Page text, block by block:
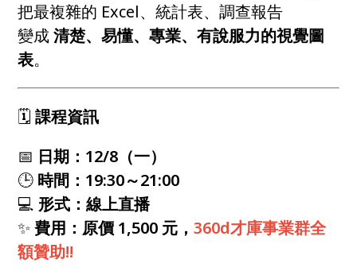
把最複雜的 Excel、統計表、調查報告
變成清楚、易懂、專業、有說服力的視覺圖
表。
🗓️課程資訊
📅 日期：12/8（一）
🕒 時間：19:30～21:00
💻 形式：線上直播
✨費用：原價 1,500 元，360d才庫事業群全
額贊助!!